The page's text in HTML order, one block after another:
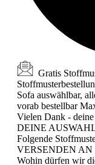
Gratis
Sofa auswählbar,
vorab bestellbar
Vielen Dank -
DEINE
Folgende
VERSENDEN AN
Wohin dürfen wir